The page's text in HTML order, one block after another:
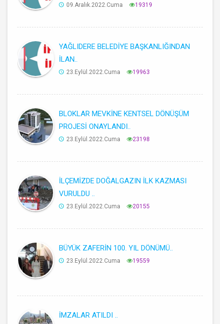
09.Aralık.2022.Cuma 19319
YAĞLIDERE BELEDİYE BAŞKANLIĞINDAN
İLAN..
23.Eylül.2022.Cuma 19963
BLOKLAR MEVKİNE KENTSEL DÖNÜŞÜM
PROJESİ ONAYLANDI..
23.Eylül.2022.Cuma 23198
İLÇEMİZDE DOĞALGAZIN İLK KAZMASI
VURULDU ..
23.Eylül.2022.Cuma 20155
BÜYÜK ZAFERİN 100. YIL DÖNÜMÜ..
23.Eylül.2022.Cuma 19559
İMZALAR ATILDI ..